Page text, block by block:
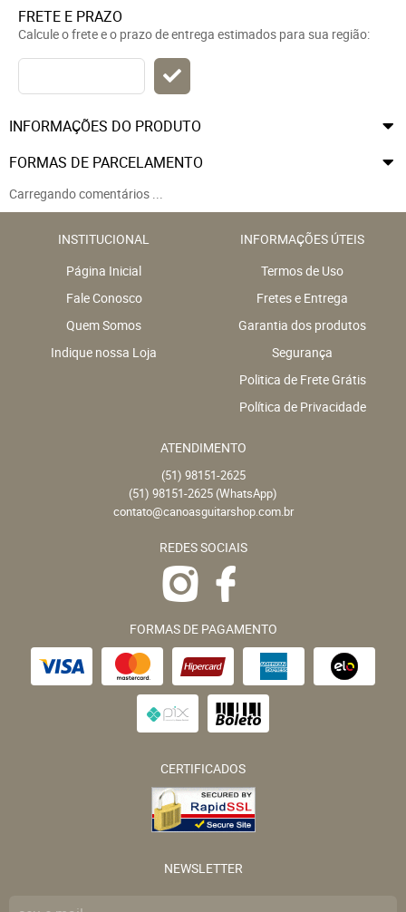
FRETE E PRAZO
Calcule o frete e o prazo de entrega estimados para sua região:
INFORMAÇÕES DO PRODUTO
FORMAS DE PARCELAMENTO
Carregando comentários ...
INSTITUCIONAL
Página Inicial
Fale Conosco
Quem Somos
Indique nossa Loja
INFORMAÇÕES ÚTEIS
Termos de Uso
Fretes e Entrega
Garantia dos produtos
Segurança
Politica de Frete Grátis
Política de Privacidade
ATENDIMENTO
(51) 98151-2625
(51) 98151-2625 (WhatsApp)
contato@canoasguitarshop.com.br
REDES SOCIAIS
FORMAS DE PAGAMENTO
CERTIFICADOS
NEWSLETTER